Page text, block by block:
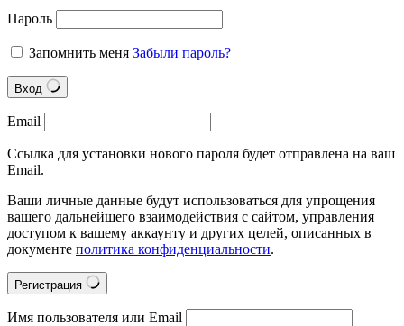
Пароль
Запомнить меня Забыли пароль?
Вход
Email
Ссылка для установки нового пароля будет отправлена на ваш
Email.
Ваши личные данные будут использоваться для упрощения
вашего дальнейшего взаимодействия с сайтом, управления
доступом к вашему аккаунту и других целей, описанных в
документе политика конфиденциальности.
Регистрация
Имя пользователя или Email